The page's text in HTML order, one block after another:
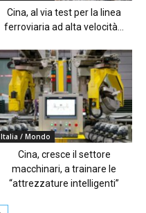
Cina, al via test per la linea
ferroviaria ad alta velocità...
Italia / Mondo
Cina, cresce il settore
macchinari, a trainare le
“attrezzature intelligenti”